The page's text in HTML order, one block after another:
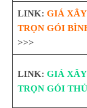
LINK: GIÁ
TRỌN GÓI
>>>
LINK: GIÁ
TRỌN GÓI